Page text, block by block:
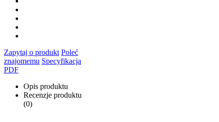
Zapytaj o produkt Poleć
znajomemu Specyfikacja
PDF
Opis produktu
Recenzje produktu
(0)